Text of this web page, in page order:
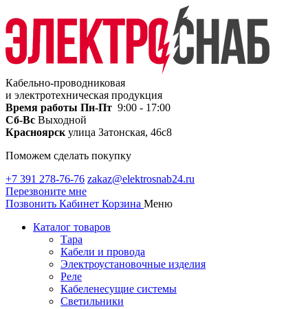
Кабельно-проводниковая
и электротехническая продукция
Время работы Пн-Пт 9:00 - 17:00
Сб-Вс Выходной
Красноярск улица Затонская, 46с8
Поможем сделать покупку
+7 391 278-76-76 zakaz@elektrosnab24.ru
Перезвоните мне
Позвонить Кабинет Корзина Меню
Каталог товаров
Тара
Кабели и провода
Электроустановочные изделия
Реле
Кабеленесущие системы
Светильники